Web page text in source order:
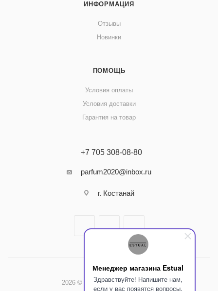
Менеджер магазина Estual
Здравствуйте! Напишите нам,
если у вас появятся вопросы.
ИНФОРМАЦИЯ
Отзывы
Новинки
ПОМОЩЬ
Условия оплаты
Условия доставки
Гарантия на товар
+7 705 308-08-80
parfum2020@inbox.ru
г. Костанай
2026 © Интернет-магазин Estual